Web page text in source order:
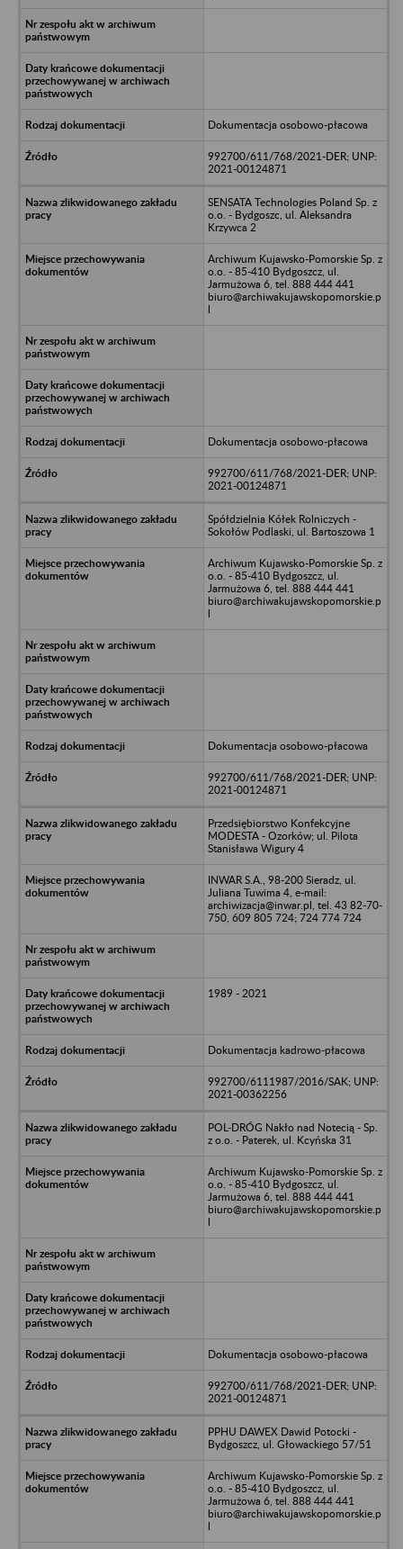
Dokumentacja osobowo-płacowa
992700/611/768/2021-DER; UNP:
2021-00124871
SENSATA Technologies Poland Sp. z
o.o. - Bydgoszc, ul. Aleksandra
Krzywca 2
Archiwum Kujawsko-Pomorskie Sp. z
o.o. - 85-410 Bydgoszcz, ul.
Jarmużowa 6, tel. 888 444 441
biuro@archiwakujawskopomorskie.p
l
Dokumentacja osobowo-płacowa
992700/611/768/2021-DER; UNP:
2021-00124871
Spółdzielnia Kółek Rolniczych -
Sokołów Podlaski, ul. Bartoszowa 1
Archiwum Kujawsko-Pomorskie Sp. z
o.o. - 85-410 Bydgoszcz, ul.
Jarmużowa 6, tel. 888 444 441
biuro@archiwakujawskopomorskie.p
l
Dokumentacja osobowo-płacowa
992700/611/768/2021-DER; UNP:
2021-00124871
Przedsiębiorstwo Konfekcyjne
MODESTA - Ozorków; ul. Pilota
Stanisława Wigury 4
INWAR S.A., 98-200 Sieradz, ul.
Juliana Tuwima 4, e-mail:
archiwizacja@inwar.pl, tel. 43 82-70-
750, 609 805 724; 724 774 724
1989 - 2021
Dokumentacja kadrowo-płacowa
992700/6111987/2016/SAK; UNP:
2021-00362256
POL-DRÓG Nakło nad Notecią - Sp.
z o.o. - Paterek, ul. Kcyńska 31
Archiwum Kujawsko-Pomorskie Sp. z
o.o. - 85-410 Bydgoszcz, ul.
Jarmużowa 6, tel. 888 444 441
biuro@archiwakujawskopomorskie.p
l
Dokumentacja osobowo-płacowa
992700/611/768/2021-DER; UNP:
2021-00124871
PPHU DAWEX Dawid Potocki -
Bydgoszcz, ul. Głowackiego 57/51
Archiwum Kujawsko-Pomorskie Sp. z
o.o. - 85-410 Bydgoszcz, ul.
Jarmużowa 6, tel. 888 444 441
biuro@archiwakujawskopomorskie.p
l